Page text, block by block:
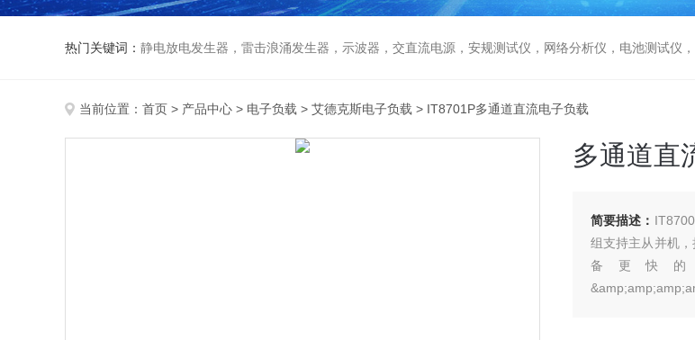
热门关键词： 静电放电发生器，雷击浪涌发生器，示波器，交直流电源，安规测试仪，网络分析仪，电池测试仪，电阻测试仪，
当前位置： 首页 > 产品中心 > 电子负载 > 艾德克斯电子负载 > IT8701P多通道直流电子负载
多通道直
简要描述：
组支持主从并机
备更快